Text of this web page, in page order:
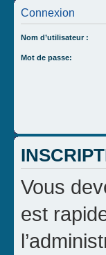
Connexion
Nom d’utilisateur :
Mot de passe:
Vous
est